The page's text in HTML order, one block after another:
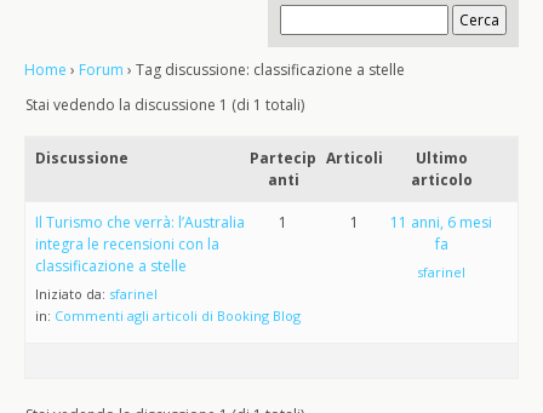
Home › Forum › Tag discussione: classificazione a stelle
Stai vedendo la discussione 1 (di 1 totali)
Discussione
Partecip
anti
Articoli
Ultimo
articolo
Il Turismo che verrà: l’Australia
integra le recensioni con la
classificazione a stelle
Iniziato da: sfarinel
in: Commenti agli articoli di Booking Blog
1 1
11 anni, 6 mesi
fa
sfarinel